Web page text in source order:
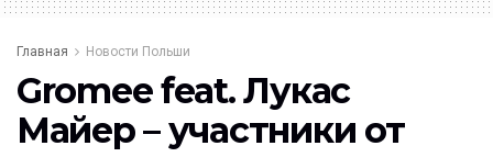
Главная Новости Польши
Gromee feat. Лукас
Майер – участники от